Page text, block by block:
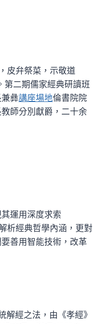
皮弁祭菜，示敬道
第二期儒家經典研讀班
彝講座場地倫書院院
師分別獻爵，二十余
運用深度求索
析經典哲學內涵，更對
善用智能技術，改革
解經之法，由《孝經》